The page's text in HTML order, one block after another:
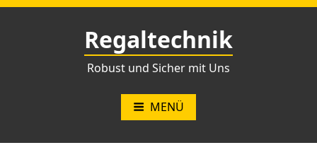
Zum
Regaltechnik
Robust und Sicher mit Uns
MENÜ